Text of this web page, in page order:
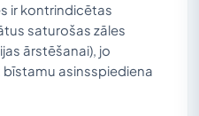
ir kontrindicētas
saturošas zāles
ārstēšanai), jo
bīstamu asinsspiediena